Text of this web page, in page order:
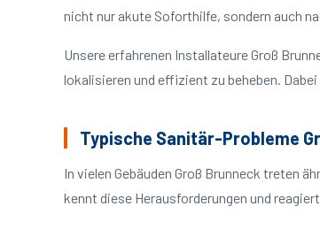
nicht nur akute Soforthilfe, sondern auch
Unsere erfahrenen Installateure Groß
lokalisieren und effizient zu beheben.
Typische Sanitär-Probleme
In vielen Gebäuden Groß Brunneck treten
kennt diese Herausforderungen und